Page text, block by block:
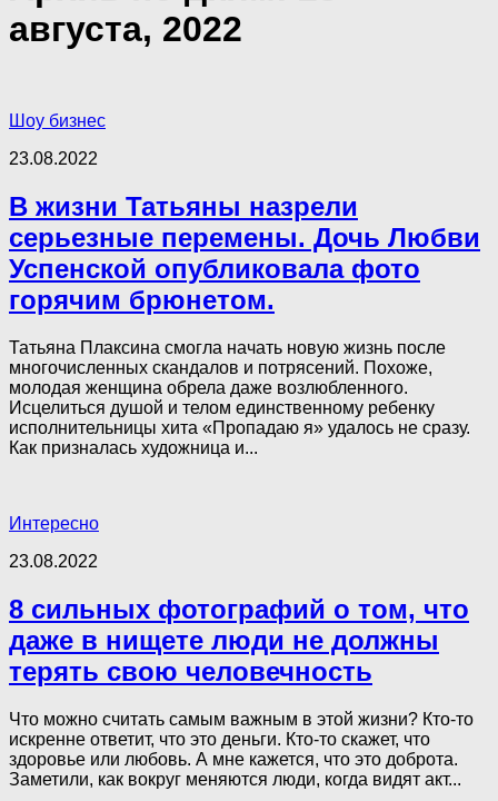
августа, 2022
Шоу бизнес
23.08.2022
В жизни Татьяны назрели
серьезные перемены. Дочь Любви
Успенской опубликовала фото
горячим брюнетом.
Татьяна Плаксина смогла начать новую жизнь после
многочисленных скандалов и потрясений. Похоже,
молодая женщина обрела даже возлюбленного.
Исцелиться душой и телом единственному ребенку
исполнительницы хита «Пропадаю я» удалось не сразу.
Как призналась художница и...
Интересно
23.08.2022
8 сильных фотографий о том, что
даже в нищете люди не должны
терять свою человечность
Что можно считать самым важным в этой жизни? Кто-то
искренне ответит, что это деньги. Кто-то скажет, что
здоровье или любовь. А мне кажется, что это доброта.
Заметили, как вокруг меняются люди, когда видят акт...